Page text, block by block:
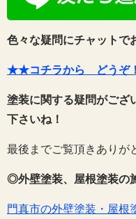
色々な疑問にチャットで
★★コチラから どう
塗装に関する疑問がご
下さいね！
最後までご覧頂きありが
◎外壁塗装、屋根塗装の
門真市の外壁塗装・屋根